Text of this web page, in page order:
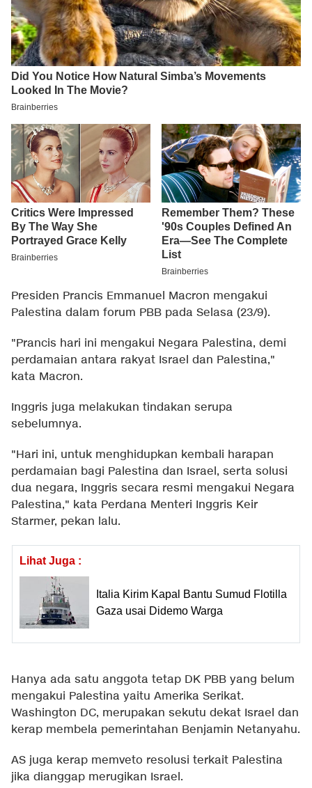
Presiden Prancis Emmanuel Macron mengakui
Palestina dalam forum PBB pada Selasa (23/9).
"Prancis hari ini mengakui Negara Palestina, demi
perdamaian antara rakyat Israel dan Palestina,"
kata Macron.
Inggris juga melakukan tindakan serupa
sebelumnya.
"Hari ini, untuk menghidupkan kembali harapan
perdamaian bagi Palestina dan Israel, serta solusi
dua negara, Inggris secara resmi mengakui Negara
Palestina," kata Perdana Menteri Inggris Keir
Starmer, pekan lalu.
Lihat Juga :
Italia Kirim Kapal Bantu Sumud Flotilla
Gaza usai Didemo Warga
Hanya ada satu anggota tetap DK PBB yang belum
mengakui Palestina yaitu Amerika Serikat.
Washington DC, merupakan sekutu dekat Israel dan
kerap membela pemerintahan Benjamin Netanyahu.
AS juga kerap memveto resolusi terkait Palestina
jika dianggap merugikan Israel.